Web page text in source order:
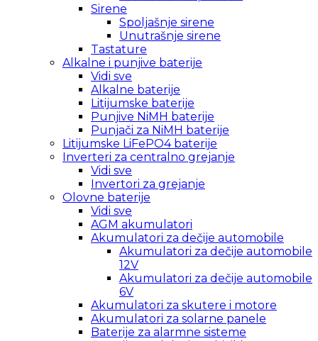
Sirene
Spoljašnje sirene
Unutrašnje sirene
Tastature
Alkalne i punjive baterije
Vidi sve
Alkalne baterije
Litijumske baterije
Punjive NiMH baterije
Punjači za NiMH baterije
Litijumske LiFePO4 baterije
Inverteri za centralno grejanje
Vidi sve
Invertori za grejanje
Olovne baterije
Vidi sve
AGM akumulatori
Akumulatori za dečije automobile
Akumulatori za dečije automobile
12V
Akumulatori za dečije automobile
6V
Akumulatori za skutere i motore
Akumulatori za solarne panele
Baterije za alarmne sisteme